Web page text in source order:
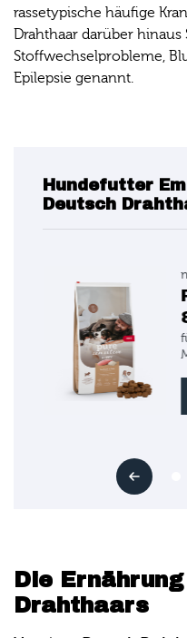
rassetypische häufige
Drahthaar darüber
Stoffwechselprobleme,
Epilepsie genannt.
Hundefutter
Deutsch
Die
Drahthaars